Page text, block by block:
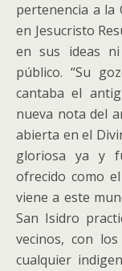
pertenencia a la
en Jesucristo
en sus ideas
público. “Su
cantaba el
nueva nota del
abierta en el
gloriosa ya y
ofrecido como
viene a este
San Isidro
vecinos, con
cualquier